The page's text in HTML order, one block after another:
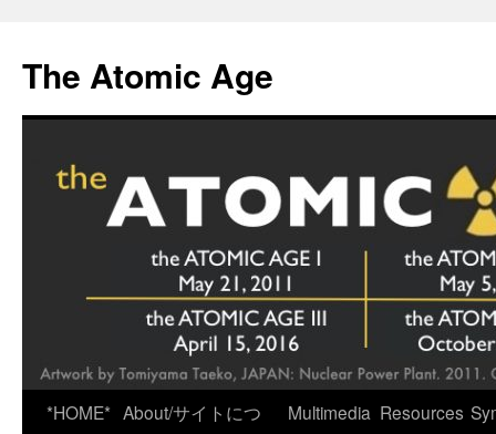
content
The Atomic Age
*HOME* About/サイトにつ
Multimedia Resources